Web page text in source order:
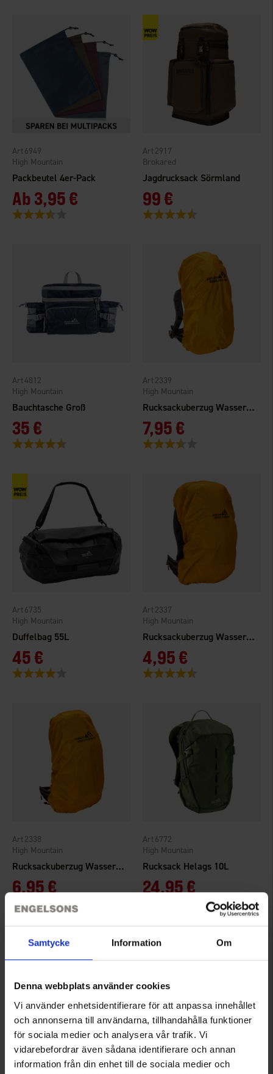
Samtycke Information Om
Denna webbplats använder cookies
Vi använder enhetsidentifierare för att anpassa innehållet
och annonserna till användarna, tillhandahålla funktioner
för sociala medier och analysera vår trafik. Vi
vidarebefordrar även sådana identifierare och annan
information från din enhet till de sociala medier och
Packbeutel 4er-Pack
High Mountain
6949
Ab3,95 €
Bewertung:
Jagdrucksack Sörmland
Brokared
2917
99 €
Bewertung:
Bauchtasche Groß
High Mountain
4812
35 €
Bewertung:
Rucksackuberzug Wasserdicht 65-85L
High Mountain
2339
7,95 €
Bewertung:
Duffelbag 55L
High Mountain
6735
45 €
Bewertung:
Rucksackuberzug Wasserdicht 25-45L
High Mountain
2337
4,95 €
Bewertung:
Rucksackuberzug Wasserdicht 45-65L
High Mountain
2338
6,95 €
Rucksack Helags 10L
High Mountain
6772
24,95 €
4.4 von 5 Sternen
2885 6764